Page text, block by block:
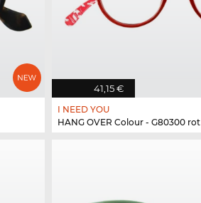
41,15 €
I NEED YOU
HANG OVER Colour - G80300 rot